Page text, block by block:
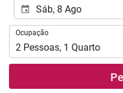
Ocupação
Ocupação
2 Pessoas, 1 Quarto